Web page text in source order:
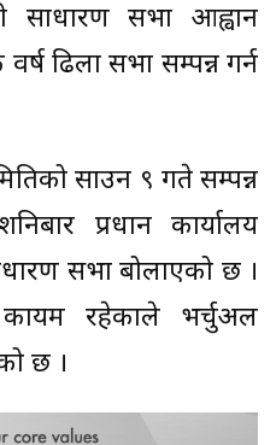
साधारण सभा आह्वान
ढिला सभा सम्पन्न गर्न
साउन ९ गते सम्पन्न
प्रधान कार्यालय
सभा बोलाएको छ ।
रहेकाले भर्चुअल
छ ।